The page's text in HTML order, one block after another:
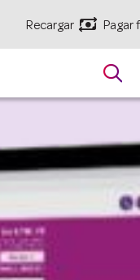
Recargar  Pagar
